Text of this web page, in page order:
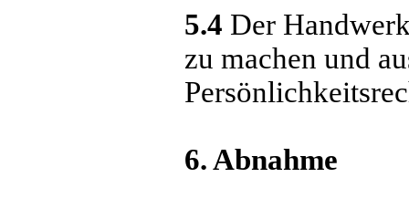
5.4 Der
zu machen und
6. Abnahme